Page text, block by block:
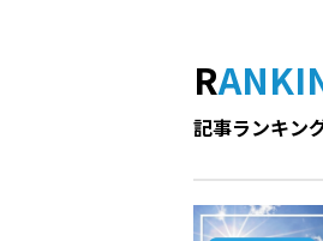
記事ランキン